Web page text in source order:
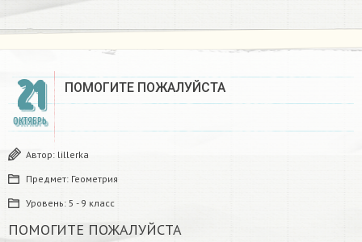
21
ОКТЯБРЬ
ПОМОГИТЕ ПОЖАЛУЙСТА​
Автор: lillerka
Предмет: Геометрия
Уровень: 5 - 9 класс
ПОМОГИТЕ ПОЖАЛУЙСТА​